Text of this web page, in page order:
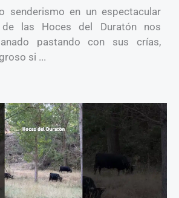
senderismo en un espectacular
las Hoces del Duratón nos
pastando con sus crías,
si ...